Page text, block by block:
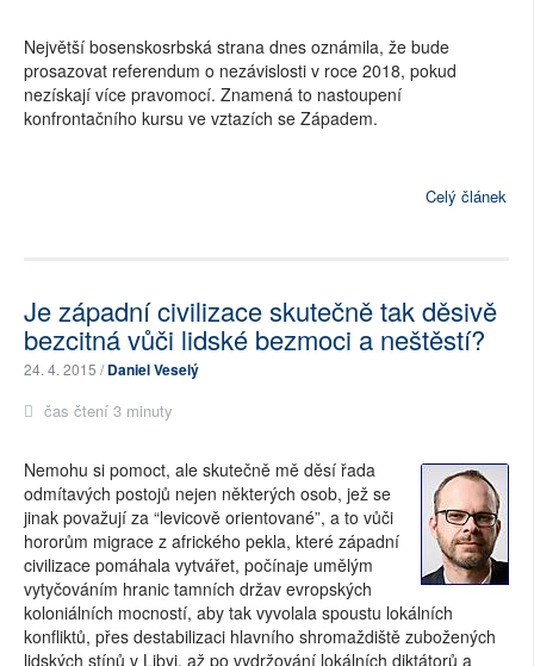
Největší bosenskosrbská strana dnes oznámila, že bude
prosazovat referendum o nezávislosti v roce 2018, pokud
nezískají více pravomocí. Znamená to nastoupení
konfrontačního kursu ve vztazích se Západem.
Celý článek
Je západní civilizace skutečně tak děsivě
bezcitná vůči lidské bezmoci a neštěstí?
24. 4. 2015 /Daniel Veselý
čas čtení 3 minuty
Nemohu si pomoct, ale skutečně mě děsí řada
odmítavých postojů nejen některých osob, jež se
jinak považují za “levicově orientované”, a to vůči
hororům migrace z afrického pekla, které západní
civilizace pomáhala vytvářet, počínaje umělým
vytyčováním hranic tamních držav evropských
koloniálních mocností, aby tak vyvolala spoustu lokálních
konfliktů, přes destabilizaci hlavního shromaždiště zubožených
lidských stínů v Libyi, až po vydržování lokálních diktátorů a